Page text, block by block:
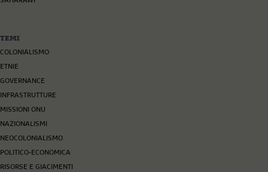
TEMI
COLONIALISMO
ETNIE
GOVERNANCE
INFRASTRUTTURE
MISSIONI ONU
NAZIONALISMI
NEOCOLONIALISMO
POLITICO-ECONOMICA
RISORSE E GIACIMENTI